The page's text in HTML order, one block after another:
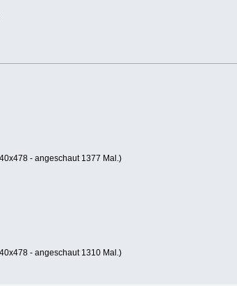
- angeschaut 1377 Mal.)
- angeschaut 1310 Mal.)